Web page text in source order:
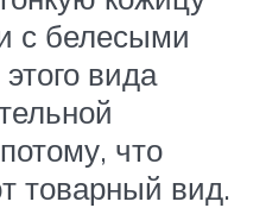
с белесыми
вида
что
товарный вид.